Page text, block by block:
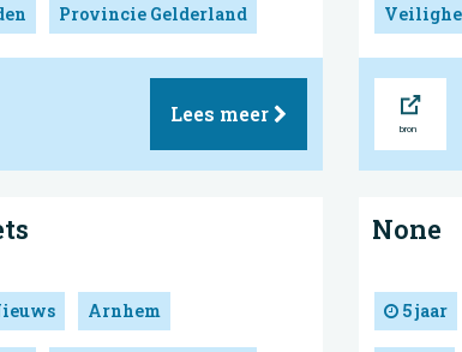
Provincie Gelderland
Lees meer
Arnhem
None
5 jaar